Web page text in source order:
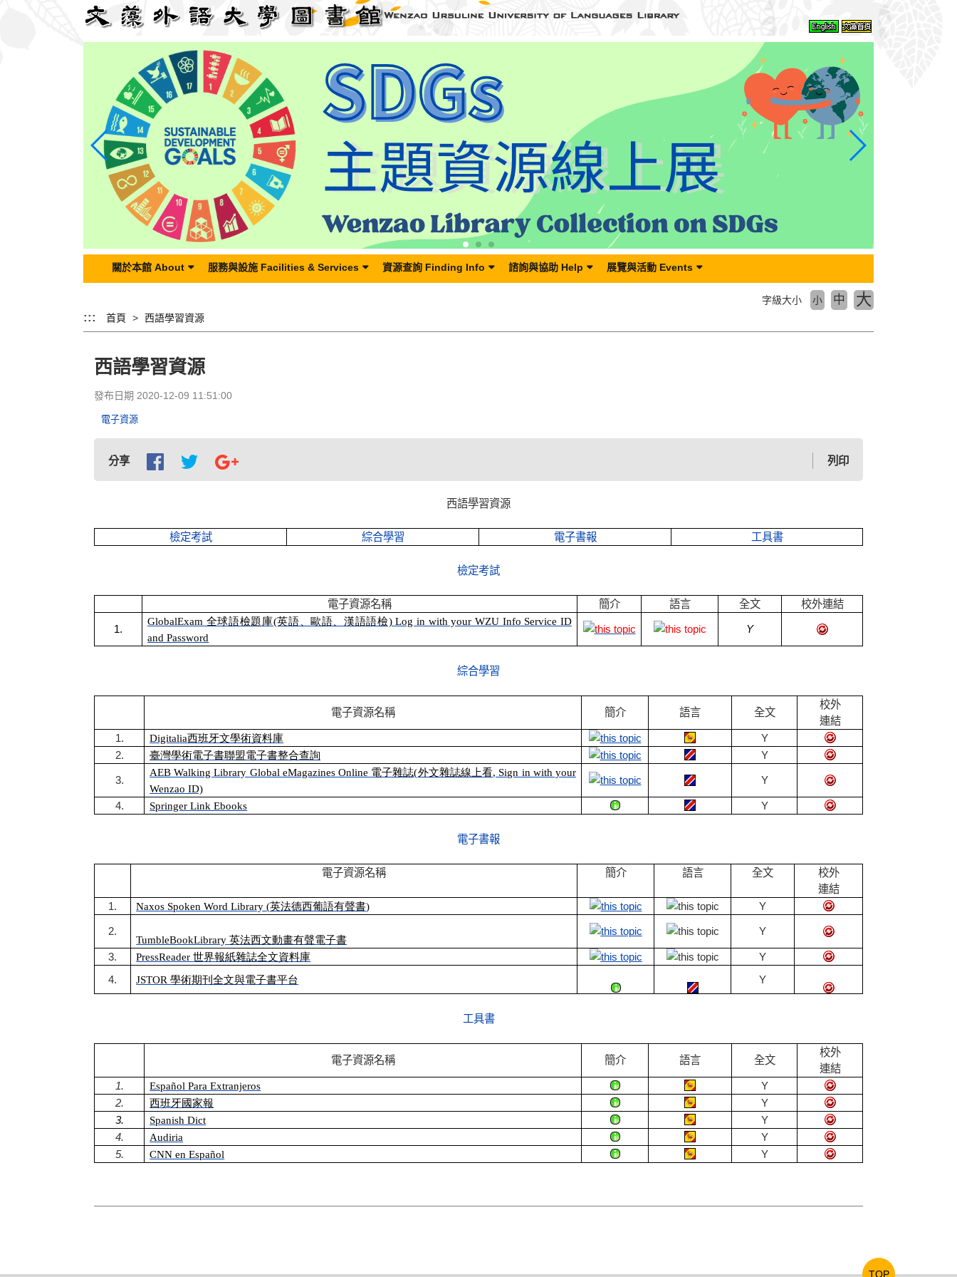
關於本館 About 服務與設施 Facilities & Services 資源查詢 Finding Info 諮詢與協助 Help 展覽與活動 Events
::: 首頁 西語學習資源
字級大小 小 中 大
西語學習資源
發布日期 2020-12-09 11:51:00
電子資源
分享 列印
西語學習資源
檢定考試 綜合學習 電子書報 工具書
檢定考試
電子資源名稱 簡介 語言 全文 校外連結
1.
GlobalExam 全球語檢題庫(英語、歐語、漢語語檢) Log in with your WZU Info Service ID
and Password
Y
綜合學習
電子資源名稱 簡介 語言 全文
校外
連結
1.
Digitalia西班牙文學術資料庫
Y
2.
臺灣學術電子書聯盟電子書整合查詢 Y
3.
AEB Walking Library Global eMagazines Online 電子雜誌(外文雜誌線上看, Sign in with your
Wenzao ID)
Y
4. Springer Link Ebooks Y
電子書報
電子資源名稱 簡介 語言 全文
校外
連結
1.
Naxos Spoken Word Library (英法德西葡語有聲書) Y
2.
TumbleBookLibrary英法西文動畫有聲電子書
Y
3. PressReader世界報紙雜誌全文資料庫
Y
4.
JSTOR學術期刊全文與電子書平台 Y
工具書
電子資源名稱 簡介 語言 全文
校外
連結
1.
Español Para Extranjeros
Y
2.
西班牙國家報
Y
3.
Spanish Dict
Y
4.
Audiria
Y
5.
CNN en Español Y
TOP